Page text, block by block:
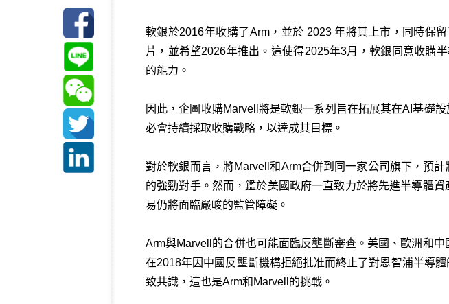
軟銀於2016年收購了Arm，並於 2023 年將其上市，同時保
片，並希望2026年推出。這使得2025年3月，軟銀同意收購
的能力。
因此，企圖收購Marvell將是軟銀一系列旨在拓展其在AI基礎
必會持續採取收購戰略，以達成其目標。
對於軟銀而言，將Marvell和Arm合併到同一家公司旗下，預
的強勁對手。然而，鑑於美國政府一直致力於將先進半導體
易仍將面臨嚴峻的監管障礙。
Arm與Marvell的合併也可能面臨反壟斷審查。美國、歐洲和
在2018年因中國反壟斷機構拒絕批准而終止了對恩智浦半導
致共識，這也是Arm和Marvell的挑戰。